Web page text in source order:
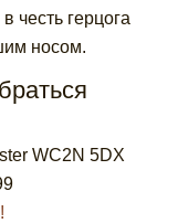
честь герцога
носом.
WC2N 5DX